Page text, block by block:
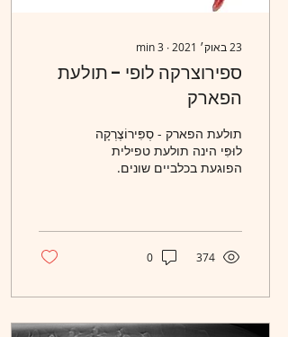
23 באוק׳ 2021 ∙
3
min
ספירוצרקה לופי - תולעת
הפארק
תולעת הפארק - סְפִּירוֹצֶרְקָה
לוּפִּי הינה תולעת טפילית
הפוגעת בכלביים שונים.
374
0